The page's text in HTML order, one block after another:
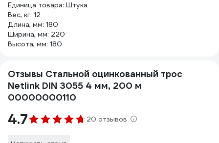
Единица товара: Штука
Вес, кг: 12
Длина, мм: 180
Ширина, мм: 220
Высота, мм: 180
Отзывы Стальной оцинкованный трос
Netlink DIN 3055 4 мм, 200 м
00000000110
4.7 20 отзывов